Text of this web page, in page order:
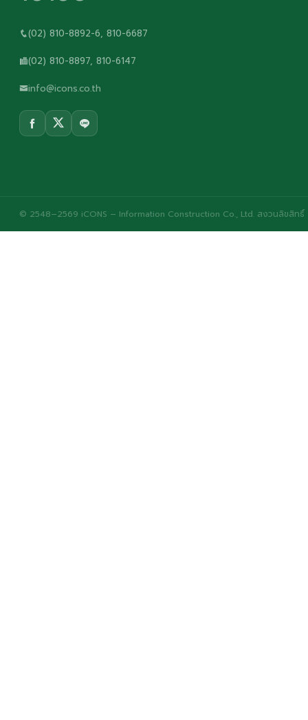
(02) 810-8892-6, 810-6687
(02) 810-8897, 810-6147
info@icons.co.th
© 2548–2569 iCONS – Information Construction Co., Ltd. สงวนลิขสิทธิ์